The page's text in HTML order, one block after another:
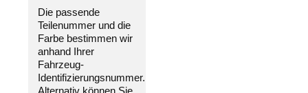
WUNSCHFARBE
NEU
VW
Caddy
2015-
2020
Die passende
Teilenummer und die
Farbe bestimmen wir
anhand Ihrer
Fahrzeug-
Identifizierungsnummer.
Alternativ können Sie